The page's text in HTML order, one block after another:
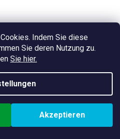
Indem Sie diese
Sie deren Nutzung zu.
Sie hier.
Akzeptieren